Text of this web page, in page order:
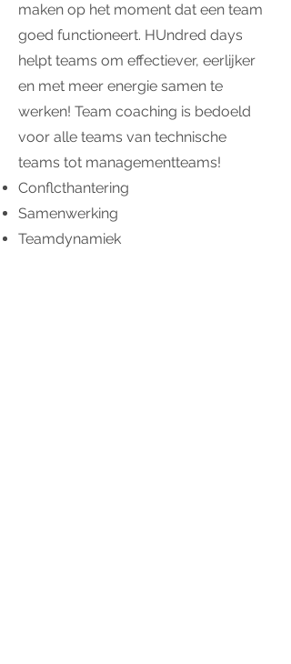
maken op het moment dat een team
goed functioneert. HUndred days
helpt teams om effectiever, eerlijker
en met meer energie samen te
werken! Team coaching is bedoeld
voor alle teams van technische
teams tot managementteams!
Conflcthantering
Samenwerking
Teamdynamiek